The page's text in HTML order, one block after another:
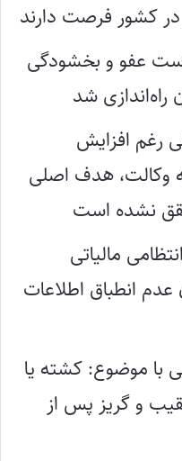
کشور فرصت دارند
عفو و بخشودگی
شد
رغم افزایش
وکالت، هدف اصلی
نشده است
مالیاتی
انطباق اطلاعات
موضوع: کشته یا
و گریز پس از